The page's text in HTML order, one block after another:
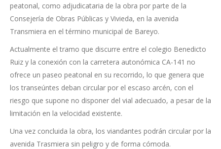
peatonal, como adjudicataria de la obra por parte de la
Consejería de Obras Públicas y Vivieda, en la avenida
Transmiera en el término municipal de Bareyo.
Actualmente el tramo que discurre entre el colegio Benedicto
Ruiz y la conexión con la carretera autonómica CA-141 no
ofrece un paseo peatonal en su recorrido, lo que genera que
los transeúntes deban circular por el escaso arcén, con el
riesgo que supone no disponer del vial adecuado, a pesar de la
limitación en la velocidad existente.
Una vez concluida la obra, los viandantes podrán circular por la
avenida Trasmiera sin peligro y de forma cómoda.